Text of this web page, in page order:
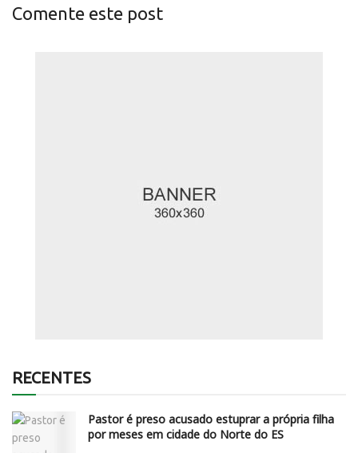
Comente este post
RECENTES
Pastor é preso acusado estuprar a própria filha
por meses em cidade do Norte do ES